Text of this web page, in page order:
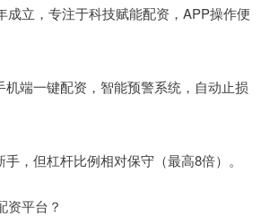
成立，专注于科技赋能配资，APP操作便
端一键配资，智能预警系统，自动止损
，但杠杆比例相对保守（最高8倍）。
资平台？